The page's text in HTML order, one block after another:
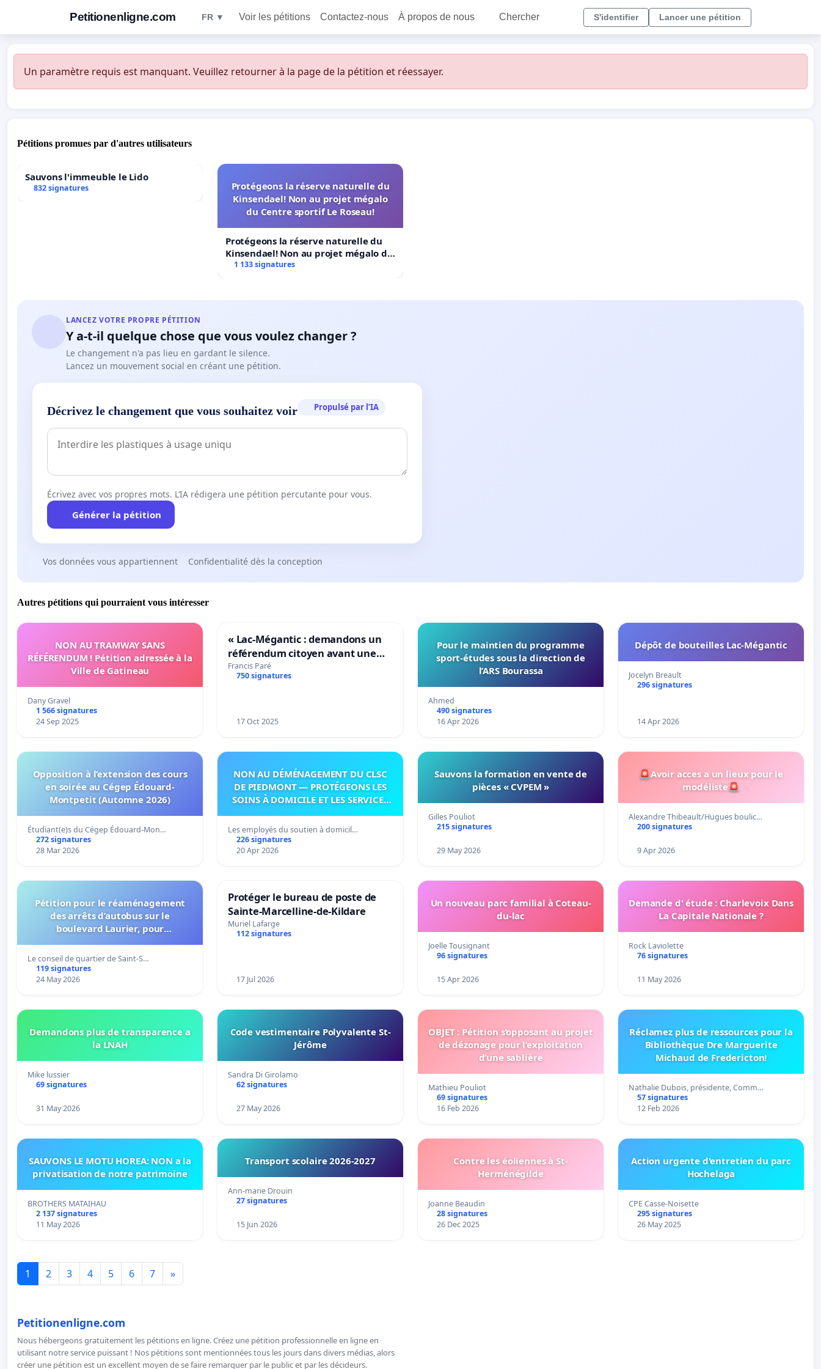
Petitionenligne.com FR ▼ Voir les pétitions Contactez-nous À propos de nous Chercher S'identifier Lancer une pétition
Un paramètre requis est manquant. Veuillez retourner à la page de la pétition et réessayer.
Pétitions promues par d'autres utilisateurs
Sauvons l'immeuble le Lido
832 signatures
Protégeons la réserve naturelle du
Kinsendael! Non au projet mégalo
du Centre sportif Le Roseau!
Protégeons la réserve naturelle du
Kinsendael! Non au projet mégalo du
Centre sportif Le Roseau!
1 133 signatures
LANCEZ VOTRE PROPRE PÉTITION
Y a-t-il quelque chose que vous voulez changer ?
Le changement n'a pas lieu en gardant le silence.
Lancez un mouvement social en créant une pétition.
Décrivez le changement que vous souhaitez voir Propulsé par l’IA
Écrivez avec vos propres mots. L’IA rédigera une pétition percutante pour vous.
Générer la pétition
Vos données vous appartiennent Confidentialité dès la conception
Autres pétitions qui pourraient vous intéresser
NON AU TRAMWAY SANS
RÉFÉRENDUM ! Pétition adressée à la
Ville de Gatineau
Dany Gravel
1 566 signatures
24 Sep 2025
« Lac-Mégantic : demandons un
référendum citoyen avant une
transformation irréversible de
notre territoire »
Francis Paré
750 signatures
17 Oct 2025
Pour le maintien du programme
sport-études sous la direction de
l’ARS Bourassa
Ahmed
490 signatures
16 Apr 2026
Dépôt de bouteilles Lac-Mégantic
Jocelyn Breault
296 signatures
14 Apr 2026
Opposition à l’extension des cours
en soirée au Cégep Édouard-
Montpetit (Automne 2026)
Étudiant(e)s du Cégep Édouard-Mon…
272 signatures
28 Mar 2026
NON AU DÉMÉNAGEMENT DU CLSC
DE PIEDMONT — PROTÉGEONS LES
SOINS À DOMICILE ET LES SERVICES
Les employés du soutien à domicil…
226 signatures
20 Apr 2026
Sauvons la formation en vente de
pièces « CVPEM »
Gilles Pouliot
215 signatures
29 May 2026
🚨Avoir acces a un lieux pour le
modéliste🚨
Alexandre Thibeault/Hugues boulic…
200 signatures
9 Apr 2026
Pétition pour le réaménagement
des arrêts d’autobus sur le
boulevard Laurier, pour
connexion 805-802 à établir
Le conseil de quartier de Saint-S…
119 signatures
24 May 2026
Protéger le bureau de poste de
Sainte-Marcelline-de-Kildare
Muriel Lafarge
112 signatures
17 Jul 2026
Un nouveau parc familial à Coteau-
du-lac
Joelle Tousignant
96 signatures
15 Apr 2026
Demande d' étude : Charlevoix Dans
La Capitale Nationale ?
Rock Laviolette
76 signatures
11 May 2026
Demandons plus de transparence a
la LNAH
Mike lussier
69 signatures
31 May 2026
Code vestimentaire Polyvalente St-
Jérôme
Sandra Di Girolamo
62 signatures
27 May 2026
OBJET : Pétition s’opposant au projet
de dézonage pour l’exploitation
d’une sablière
Mathieu Pouliot
69 signatures
16 Feb 2026
Réclamez plus de ressources pour la
Bibliothèque Dre Marguerite
Michaud de Fredericton!
Nathalie Dubois, présidente, Comm…
57 signatures
12 Feb 2026
SAUVONS LE MOTU HOREA: NON a la
privatisation de notre patrimoine
BROTHERS MATAIHAU
2 137 signatures
11 May 2026
Transport scolaire 2026-2027
Ann-marie Drouin
27 signatures
15 Jun 2026
Contre les éoliennes à St-
Herménégilde
Joanne Beaudin
28 signatures
26 Dec 2025
Action urgente d'entretien du parc
Hochelaga
CPE Casse-Noisette
295 signatures
26 May 2025
1 2 3 4 5 6 7 »
Petitionenligne.com
Nous hébergeons gratuitement les pétitions en ligne. Créez une pétition professionnelle en ligne en
utilisant notre service puissant ! Nos pétitions sont mentionnées tous les jours dans divers médias, alors
créer une pétition est un excellent moyen de se faire remarquer par le public et par les décideurs.